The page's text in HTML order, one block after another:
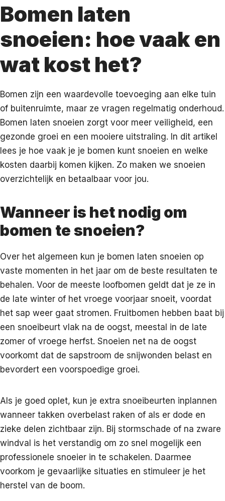
Bomen laten
snoeien: hoe vaak en
wat kost het?
Bomen zijn een waardevolle toevoeging aan elke tuin
of buitenruimte, maar ze vragen regelmatig onderhoud.
Bomen laten snoeien zorgt voor meer veiligheid, een
gezonde groei en een mooiere uitstraling. In dit artikel
lees je hoe vaak je je bomen kunt snoeien en welke
kosten daarbij komen kijken. Zo maken we snoeien
overzichtelijk en betaalbaar voor jou.
Wanneer is het nodig om
bomen te snoeien?
Over het algemeen kun je bomen laten snoeien op
vaste momenten in het jaar om de beste resultaten te
behalen. Voor de meeste loofbomen geldt dat je ze in
de late winter of het vroege voorjaar snoeit, voordat
het sap weer gaat stromen. Fruitbomen hebben baat bij
een snoeibeurt vlak na de oogst, meestal in de late
zomer of vroege herfst. Snoeien net na de oogst
voorkomt dat de sapstroom de snijwonden belast en
bevordert een voorspoedige groei.
Als je goed oplet, kun je extra snoeibeurten inplannen
wanneer takken overbelast raken of als er dode en
zieke delen zichtbaar zijn. Bij stormschade of na zware
windval is het verstandig om zo snel mogelijk een
professionele snoeier in te schakelen. Daarmee
voorkom je gevaarlijke situaties en stimuleer je het
herstel van de boom.